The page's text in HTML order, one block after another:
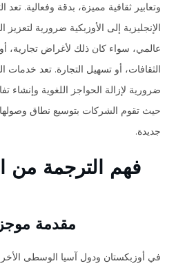
وتعابير ثقافية مميزة، بدقة وفعالية. تعد
الإنجليزية إلى الأوزبكية ضرورية لتعزيز
عالمي، سواء كان ذلك لأغراض تجارية،
الثقافات، أو تسهيل التجارة. تعد خدمات
ضرورية لإزالة الحواجز اللغوية وإنشاء
حيث تقوم الشركات بتوسيع نطاق
جديدة.
فهم الترجمة من
مقدمة
في أوزبكستان ودول آسيا الوسطى